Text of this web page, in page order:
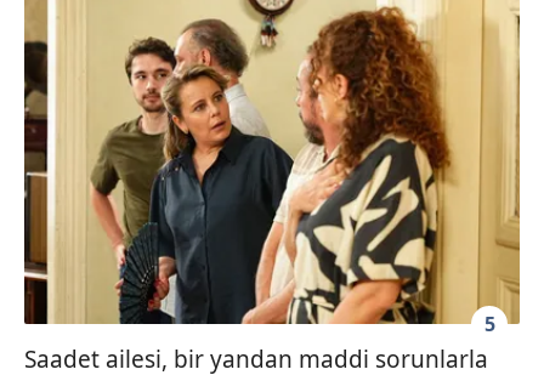
5
Saadet ailesi, bir yandan maddi sorunlarla